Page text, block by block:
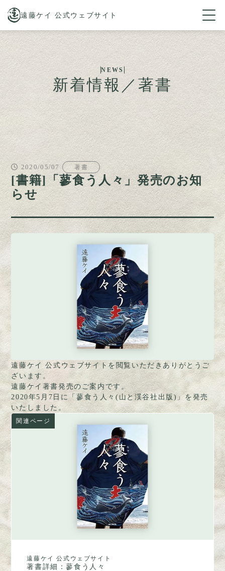
遠藤ケイ 公式ウェブサイト
NEWS
新着情報／著書
[書籍]「蓼食う人々」発売のお知
らせ
2020/05/07 著書
遠藤ケイ 公式ウェブサイトを閲覧いただきありがとうご
ざいます。
遠藤ケイ著書発売のご案内です。
2020年5月7日に「蓼食う人々(山と渓谷社出版)」を発売
いたしました。
遠藤ケイ 公式ウェブサイト
著書詳細：蓼食う人々